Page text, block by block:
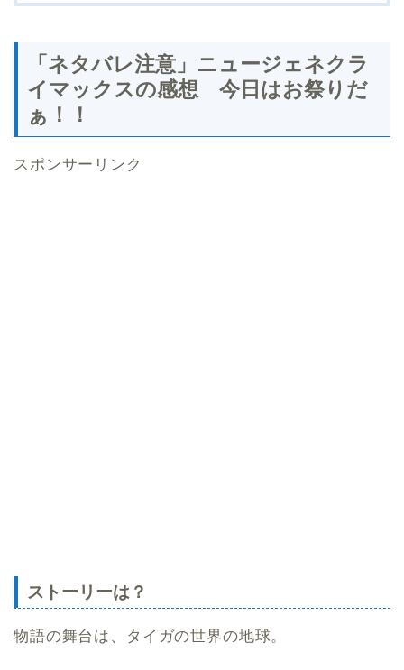
「ネタバレ注意」ニュージェネクラ
イマックスの感想 今日はお祭りだ
ぁ！！
スポンサーリンク
ストーリーは？
物語の舞台は、タイガの世界の地球。